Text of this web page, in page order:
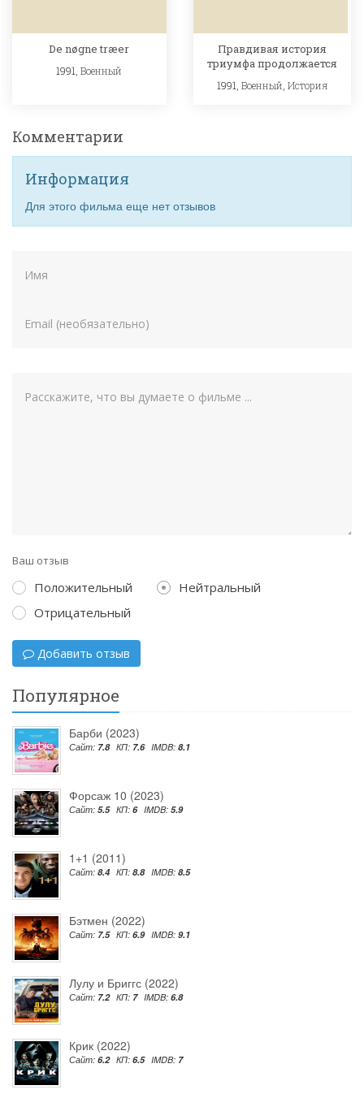
De nøgne træer
1991,Военный
Правдивая история
триумфа продолжается
1991, Военный История
Комментарии
Информация
Для этого фильма еще нет отзывов
Ваш отзыв
Положительный
Нейтральный
Отрицательный
Добавить отзыв
Популярное
Барби (2023)
Сайт: 7.8 КП: 7.6 IMDB: 8.1
Форсаж 10 (2023)
Сайт: 5.5 КП: 6 IMDB: 5.9
1+1 (2011)
Сайт: 8.4 КП: 8.8 IMDB: 8.5
Бэтмен (2022)
Сайт: 7.5 КП: 6.9 IMDB: 9.1
Лулу и Бриггс (2022)
Сайт: 7.2 КП: 7 IMDB: 6.8
Крик (2022)
Сайт: 6.2 КП: 6.5 IMDB: 7